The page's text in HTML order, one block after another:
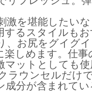
激を堪能したい
するスタイルも
、お尻をグイグ
楽しめます。仕
マットとしても
ラウンセルだけ
成分が含まれて